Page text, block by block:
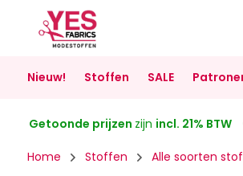
Nieuw! Stoffen SALE
Getoonde prijzen zijn incl. 21% BTW
Home Stoffen Alle soorten